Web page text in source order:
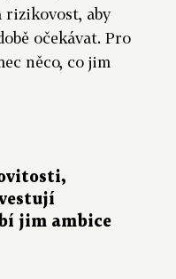
rizikovost, aby
očekávat. Pro
něco, co jim
jim ambice